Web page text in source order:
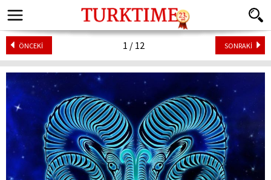
ÖNCEKİ SONRAKİ
1 / 12